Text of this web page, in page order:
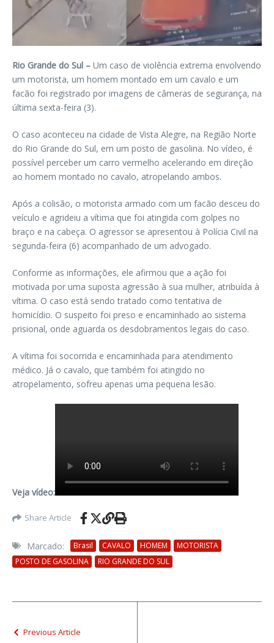
Rio Grande do Sul – Um caso de violência extrema envolvendo
um motorista, um homem montado em um cavalo e um
facão foi registrado por imagens de câmeras de segurança, na
última sexta-feira (3).
O caso aconteceu na cidade de Vista Alegre, na Região Norte
do Rio Grande do Sul, em um posto de gasolina. No vídeo, é
possível perceber um carro vermelho acelerando em direção
ao homem montado no cavalo, atropelando ambos.
Após a colisão, o motorista armado com um facão desceu do
veículo e agrideiu a vítima que foi atingida com golpes no
braço e na cabeça. O agressor se apresentou à Polícia Civil na
segunda-feira (6) acompanhado de um advogado.
Conforme as informações, ele afirmou que a ação foi
motivada por uma suposta agressão à sua mulher, atribuída à
vítima. O caso está sendo tratado como tentativa de
homicídio. O suspeito foi preso e encaminhado ao sistema
prisional, onde aguarda os desdobramentos legais do caso.
A vítima foi socorrida e encaminhada para atendimento
médico. Já o cavalo, que também foi atingido no
atropelamento, sofreu apenas uma pequena lesão.
Veja vídeo:
Share Article
Marcado: Brasil CAVALO HOMEM
MOTORISTA
POSTO DE GASOLINA
RIO GRANDE DO SUL
Previous Article